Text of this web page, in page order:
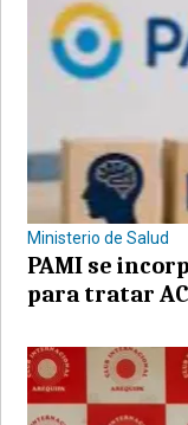
Ministerio de Salud
PAMI se
para tratar